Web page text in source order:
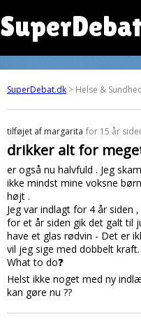
SuperDebat.dk > Helse &
tilføjet af margarita for 15 år
drikker alt for
er også nu halvfuld . Jeg
ikke mindst mine voksne
højt .
Jeg var indlagt for 4 år siden
for et år siden gik det galt til
have et glas rødvin - Det er
vil jeg sige med dobbelt kraft.
What to do❓
Helst ikke noget med ny
kan gøre nu ??